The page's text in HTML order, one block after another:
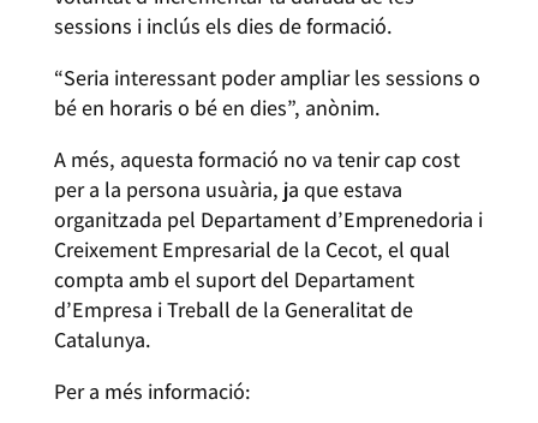
sessions i inclús els dies de formació.
“Seria interessant poder ampliar les sessions o
bé en horaris o bé en dies”, anònim.
A més, aquesta formació no va tenir cap cost
per a la persona usuària, ja que estava
organitzada pel Departament d’Emprenedoria i
Creixement Empresarial de la Cecot, el qual
compta amb el suport del Departament
d’Empresa i Treball de la Generalitat de
Catalunya.
Per a més informació: